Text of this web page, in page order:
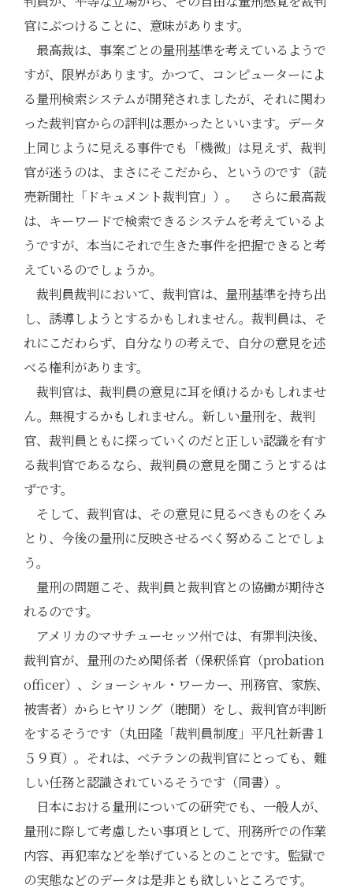
官にぶつけることに、意味があります。
最高裁は、事案ごとの量刑基準を考えているようで
すが、限界があります。かつて、コンピューターによ
る量刑検索システムが開発されましたが、それに関わ
った裁判官からの評判は悪かったといいます。データ
上同じように見える事件でも「機微」は見えず、裁判
官が迷うのは、まさにそこだから、というのです（読
売新聞社「ドキュメント裁判官」）。 さらに最高裁
は、キーワードで検索できるシステムを考えているよ
うですが、本当にそれで生きた事件を把握できると考
えているのでしょうか。
裁判員裁判において、裁判官は、量刑基準を持ち出
し、誘導しようとするかもしれません。裁判員は、そ
れにこだわらず、自分なりの考えで、自分の意見を述
べる権利があります。
裁判官は、裁判員の意見に耳を傾けるかもしれませ
ん。無視するかもしれません。新しい量刑を、裁判
官、裁判員ともに探っていくのだと正しい認識を有す
る裁判官であるなら、裁判員の意見を聞こうとするは
ずです。
そして、裁判官は、その意見に見るべきものをくみ
とり、今後の量刑に反映させるべく努めることでしょ
う。
量刑の問題こそ、裁判員と裁判官との協働が期待さ
れるのです。
アメリカのマサチューセッツ州では、有罪判決後、
裁判官が、量刑のため関係者（保釈係官（probation
officer）、ショーシャル・ワーカー、刑務官、家族、
被害者）からヒヤリング（聴聞）をし、裁判官が判断
をするそうです（丸田隆「裁判員制度」平凡社新書１
５９頁）。それは、ベテランの裁判官にとっても、難
しい任務と認識されているそうです（同書）。
日本における量刑についての研究でも、一般人が、
量刑に際して考慮したい事項として、刑務所での作業
内容、再犯率などを挙げているとのことです。監獄で
の実態などのデータは是非とも欲しいところです。